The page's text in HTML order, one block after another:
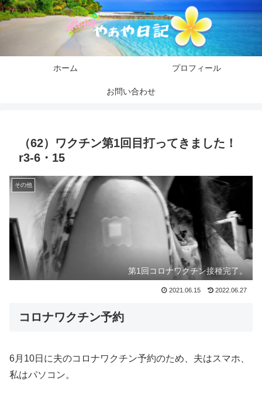
ホーム プロフィール
お問い合わせ
（62）ワクチン第1回目打ってきました！
r3-6・15
その他
第1回コロナワクチン接種完了。
2021.06.15 2022.06.27
コロナワクチン予約
6月10日に夫のコロナワクチン予約のため、夫はスマホ、
私はパソコン。